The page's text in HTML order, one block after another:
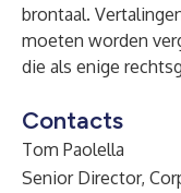
brontaal.
moeten worden
die als enige
Contacts
Tom Paolella
Senior Director,